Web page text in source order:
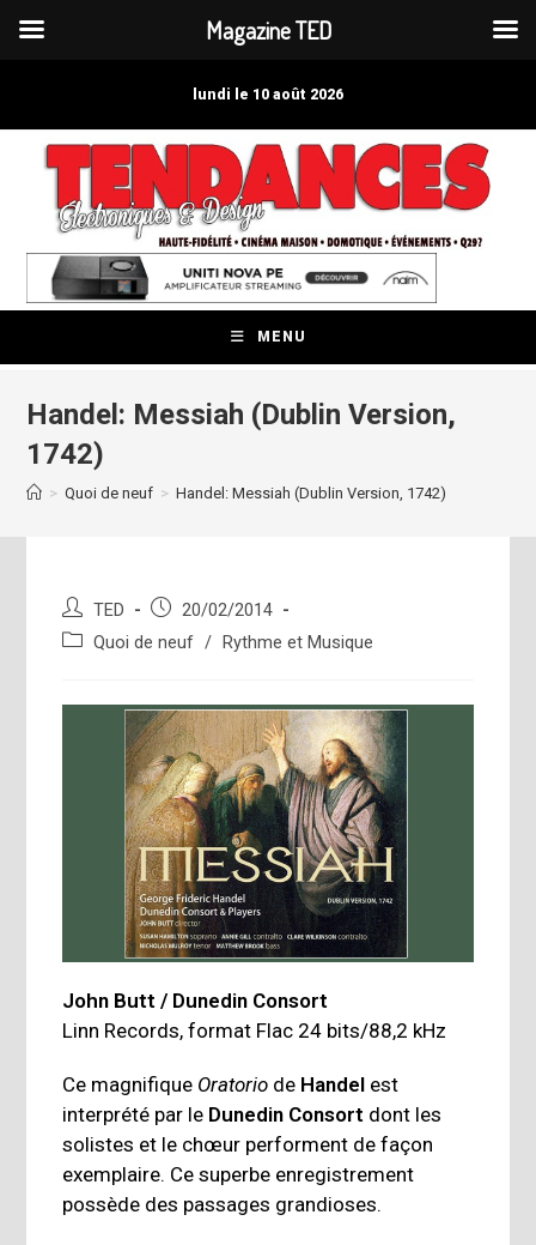
lundi le 10 août 2026
MENU
Handel: Messiah (Dublin Version,
1742)
> Quoi de neuf > Handel: Messiah (Dublin Version, 1742)
Auteur/autrice
de
TED
Publication
publiée :
20/02/2014
PostQuoi de neuf / Rythme et Musique
John Butt / Dunedin Consort
Linn Records, format Flac 24 bits/88,2 kHz
Ce magnifique Oratorio de Handel est
interprété par le Dunedin Consort dont les
solistes et le chœur performent de façon
exemplaire. Ce superbe enregistrement
possède des passages grandioses.
Magazine TED